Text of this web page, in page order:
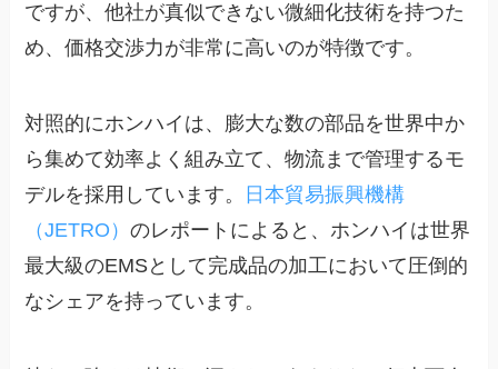
ですが、他社が真似できない微細化技術を持つた
め、価格交渉力が非常に高いのが特徴です。
対照的にホンハイは、膨大な数の部品を世界中か
ら集めて効率よく組み立て、物流まで管理するモ
デルを採用しています。
日本貿易振興機構
（JETRO）のレポートによると、ホンハイは世界
最大級のEMSとして完成品の加工において圧倒的
なシェアを持っています。